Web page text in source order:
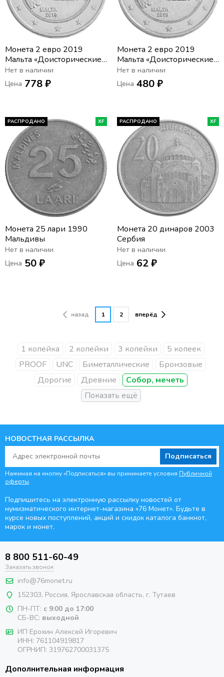
Монета 2 евро 2019
Мальта «Доисторические
места Мальты - Храм Та’
Хаджрат» (в нижней
звезде буква "F")
Нет в наличии
Цена 778 ₽
Монета 2 евро 2019
Мальта «Доисторические
места Мальты - Храм Та’
Хаджрат»
Нет в наличии
Цена 480 ₽
РАСПРОДАНО XF
Монета 25 лари 1990
Мальдивы
Нет в наличии
Цена 50 ₽
РАСПРОДАНО XF
Монета 20 динаров 2003
Сербия
Нет в наличии
Цена 62 ₽
назад 1 2 вперёд
1 копейка 2 копейки 3 копейки
5 копеек
PROOF
UNC Биметаллические
Бронзовые
Дорогие
Древние Собор, мечеть
НОВОСТНАЯ РАССЫЛКА
Подписаться
Нажимая на кнопку «Подписаться» вы принимаете условия Публичной
оферты.
Подпишитесь на электронную рассылку новостей от
нумизматического интернет-магазина «76 Монет». Будьте в
курсе новых поступлений, акций и скидок каталога банкнот,
марок и монет.
8 800 511-60-49
Заказать звонок
info@76monet.ru
152303, Россия, Ярославская область, г. Тутаев
ПН-ПТ: с 9:00 до 17:00
СБ-ВС: выходной
ИП Ерохин Алексей Игоревич
ИНН: 761104919817
ОГРНИП: 319762700031375
Дополнительная информация